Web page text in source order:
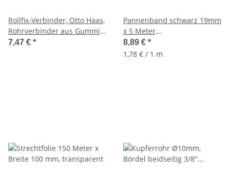
Rollfix-Verbinder, Otto Haas,
Rohrverbinder aus Gummi,
für Guss-, HT-, KG-Rohre,
7,47 € *
Pannenband schwarz 19mm
x 5 Meter
selbstvulkanisierend
Reperaturband Dichtband
8,89 € *
1,78 € / 1 m